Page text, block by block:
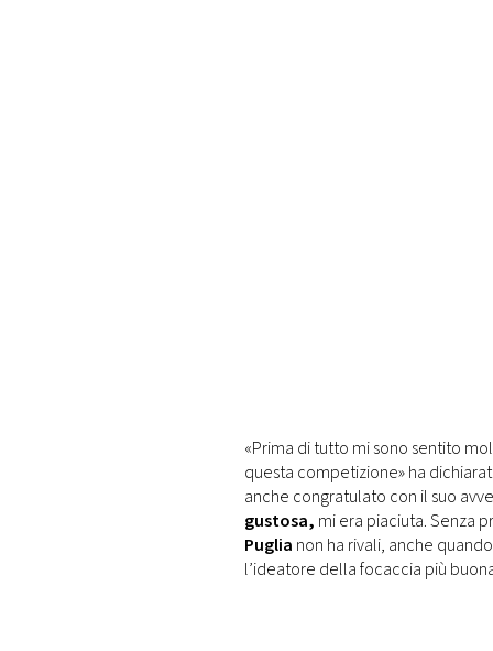
«Prima di tutto mi sono sentito
questa competizione» ha
anche congratulato con il suo
gustosa, mi era piaciuta. Senza
Puglia non ha rivali, anche
l’ideatore della focaccia più